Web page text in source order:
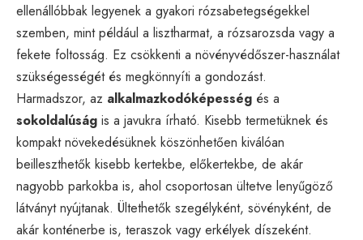
ellenállóbbak legyenek a gyakori rózsabetegségekkel
szemben, mint például a lisztharmat, a rózsarozsda vagy a
fekete foltosság. Ez csökkenti a növényvédőszer-használat
szükségességét és megkönnyíti a gondozást.
Harmadszor, az alkalmazkodóképesség és a
sokoldalúság is a javukra írható. Kisebb termetüknek és
kompakt növekedésüknek köszönhetően kiválóan
beilleszthetők kisebb kertekbe, előkertekbe, de akár
nagyobb parkokba is, ahol csoportosan ültetve lenyűgöző
látványt nyújtanak. Ültethetők szegélyként, sövényként, de
akár konténerbe is, teraszok vagy erkélyek díszeként.